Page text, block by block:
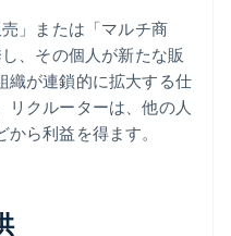
」または「マルチ商
、その個人が新たな販
織が連鎖的に拡大する仕
リクルーターは、他の人
ら利益を得ます。